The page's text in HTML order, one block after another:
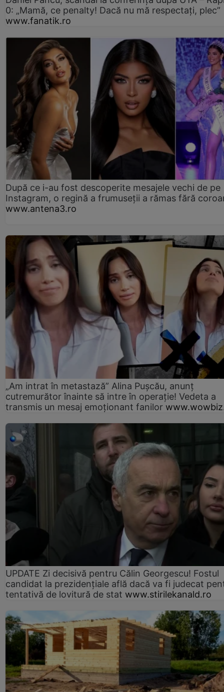
0: „Mamă, ce penalty! Dacă nu mă respectați, plec”
www.fanatik.ro
După ce i-au fost descoperite mesajele vechi de pe
Instagram, o regină a frumuseții a rămas fără
www.antena3.ro
„Am intrat în metastază” Alina Pușcău, anunț
cutremurător înainte să intre în operație! Vedeta a
transmis un mesaj emoționant fanilor
UPDATE Zi decisivă pentru Călin Georgescu! Fostul
candidat la prezidențiale află dacă va fi judecat
tentativă de lovitură de stat www.stirilekanald.ro